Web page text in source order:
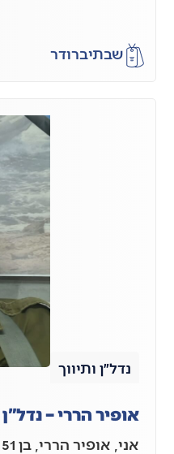
שבתיברודר
נדל״ן ותיווך
אופיר הררי – נדל"ן